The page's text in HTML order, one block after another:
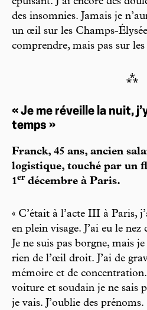
des insomnies. Jamais je
un œil sur les Champs-
comprendre, mais pas sur
⁂
« Je me réveille la nuit,
temps »
Franck, 45 ans, ancien
logistique, touché par un
1er décembre à Paris.
« C’était à l’acte III à Paris,
en plein visage. J’ai eu le
Je ne suis pas borgne, mais
rien de l’œil droit. J’ai de
mémoire et de
voiture et soudain je ne sais
je vais. J’oublie des prénoms.